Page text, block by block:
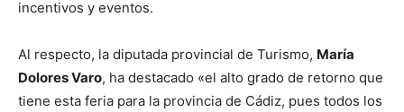
incentivos y eventos.
Al respecto, la diputada provincial de Turismo, María
Dolores Varo, ha destacado «el alto grado de retorno que
tiene esta feria para la provincia de Cádiz, pues todos los